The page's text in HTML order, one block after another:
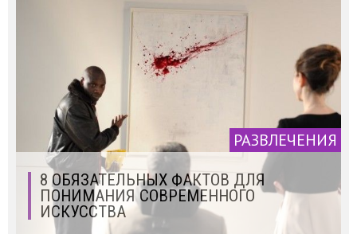
РАЗВЛЕЧЕНИЯ
8 ОБЯЗАТЕЛЬНЫХ ФАКТОВ ДЛЯ
ПОНИМАНИЯ СОВРЕМЕННОГО
ИСКУССТВА